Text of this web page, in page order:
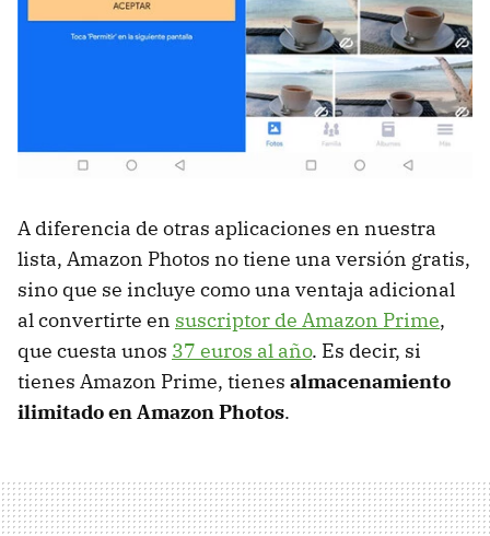
A diferencia de otras aplicaciones en nuestra
lista, Amazon Photos no tiene una versión gratis,
sino que se incluye como una ventaja adicional
al convertirte en suscriptor de Amazon Prime,
que cuesta unos 37 euros al año. Es decir, si
tienes Amazon Prime, tienes almacenamiento
ilimitado en Amazon Photos.